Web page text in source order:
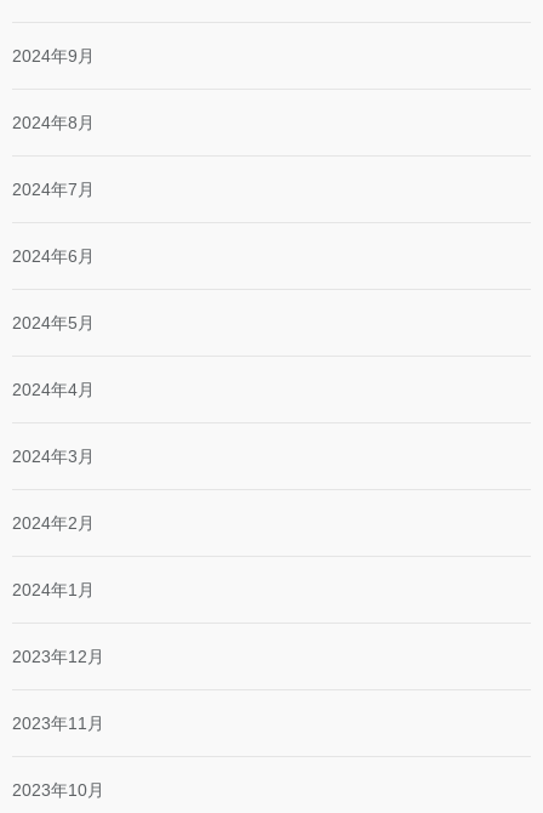
2024年9月
2024年8月
2024年7月
2024年6月
2024年5月
2024年4月
2024年3月
2024年2月
2024年1月
2023年12月
2023年11月
2023年10月